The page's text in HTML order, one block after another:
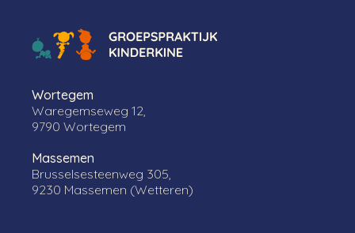
Wortegem
Waregemseweg 12,
9790 Wortegem
Massemen
Brusselsesteenweg 305,
9230 Massemen (Wetteren)